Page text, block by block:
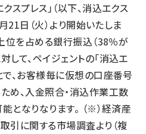
スプレス」（以下、消込エクス
日（火）より開始いたしま
位を占める銀行振込（38％が
て、ペイジェントの「消込エ
で、お客様毎に仮想の口座番号
め、入金照合・消込作業工数
となりなります。 （※）経済産
に関する市場調査より（複